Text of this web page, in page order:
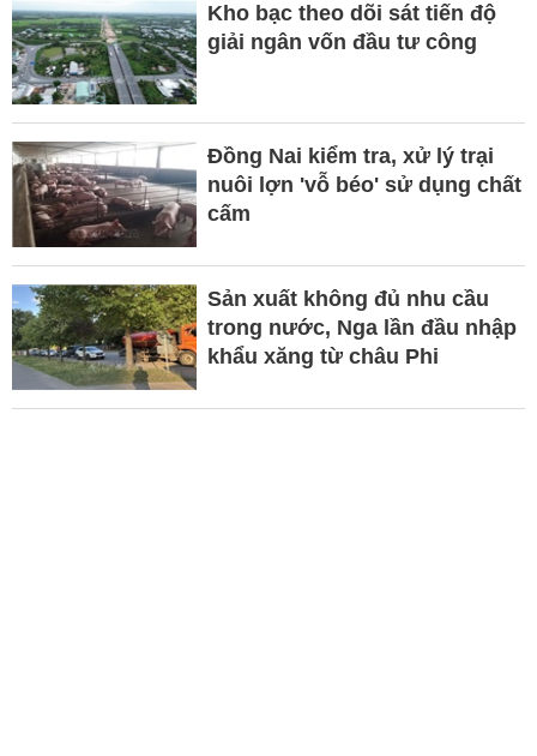
Kho bạc theo dõi sát tiến độ
giải ngân vốn đầu tư công
Đồng Nai kiểm tra, xử lý trại
nuôi lợn 'vỗ béo' sử dụng chất
cấm
Sản xuất không đủ nhu cầu
trong nước, Nga lần đầu nhập
khẩu xăng từ châu Phi